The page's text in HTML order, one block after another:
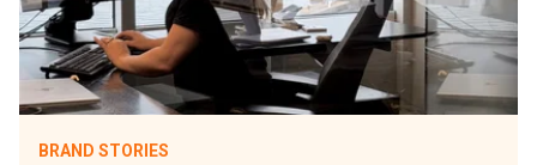
BRAND STORIES